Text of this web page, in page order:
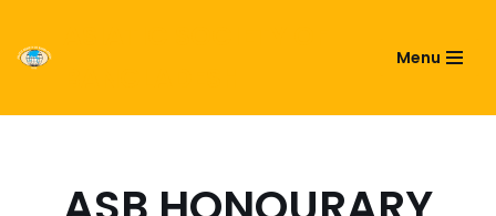
Skip
content
Menu